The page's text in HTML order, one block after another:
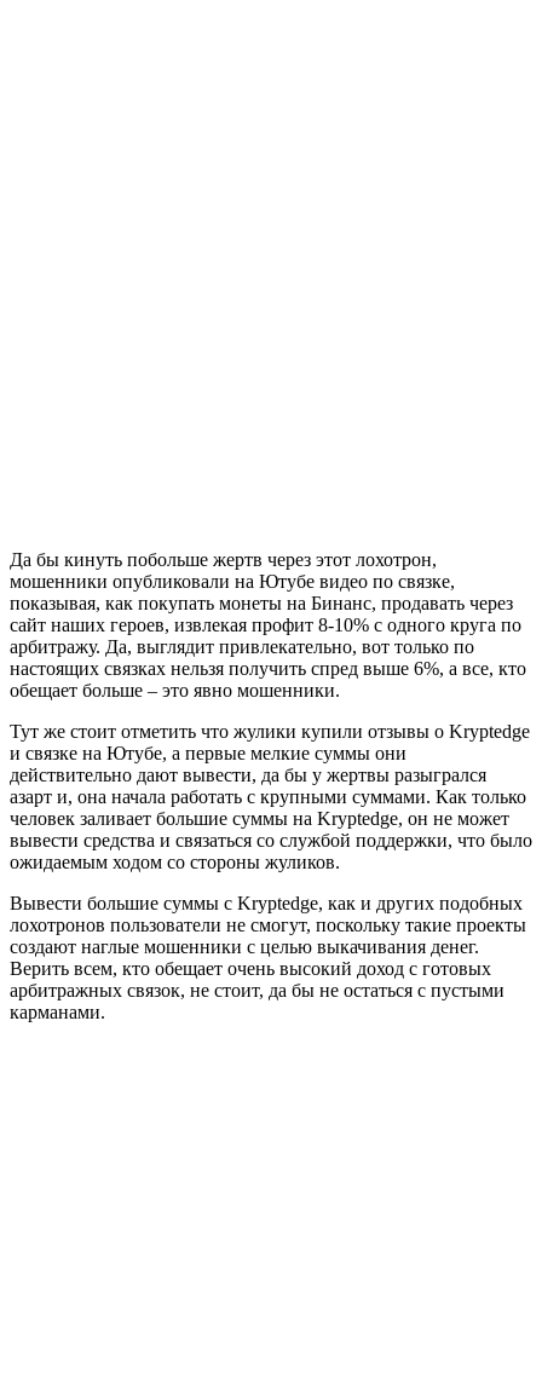
Да бы кинуть побольше жертв через этот лохотрон,
мошенники опубликовали на Ютубе видео по связке,
показывая, как покупать монеты на Бинанс, продавать через
сайт наших героев, извлекая профит 8-10% с одного круга по
арбитражу. Да, выглядит привлекательно, вот только по
настоящих связках нельзя получить спред выше 6%, а все, кто
обещает больше – это явно мошенники.
Тут же стоит отметить что жулики купили отзывы о Kryptedge
и связке на Ютубе, а первые мелкие суммы они
действительно дают вывести, да бы у жертвы разыгрался
азарт и, она начала работать с крупными суммами. Как только
человек заливает большие суммы на Kryptedge, он не может
вывести средства и связаться со службой поддержки, что было
ожидаемым ходом со стороны жуликов.
Вывести большие суммы с Kryptedge, как и других подобных
лохотронов пользователи не смогут, поскольку такие проекты
создают наглые мошенники с целью выкачивания денег.
Верить всем, кто обещает очень высокий доход с готовых
арбитражных связок, не стоит, да бы не остаться с пустыми
карманами.